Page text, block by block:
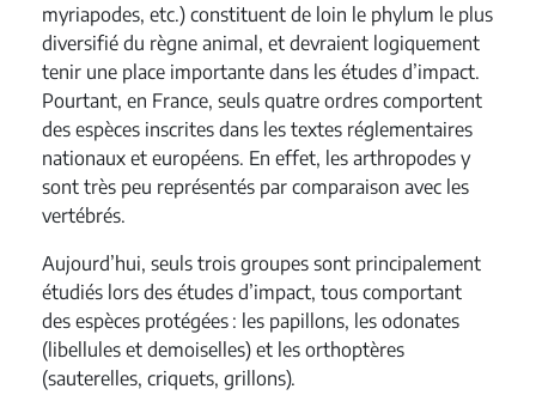
myriapodes, etc.) constituent de loin le phylum le plus
diversifié du règne animal, et devraient logiquement
tenir une place importante dans les études d’impact.
Pourtant, en France, seuls quatre ordres comportent
des espèces inscrites dans les textes réglementaires
nationaux et européens. En effet, les arthropodes y
sont très peu représentés par comparaison avec les
vertébrés.
Aujourd’hui, seuls trois groupes sont principalement
étudiés lors des études d’impact, tous comportant
des espèces protégées : les papillons, les odonates
(libellules et demoiselles) et les orthoptères
(sauterelles, criquets, grillons).